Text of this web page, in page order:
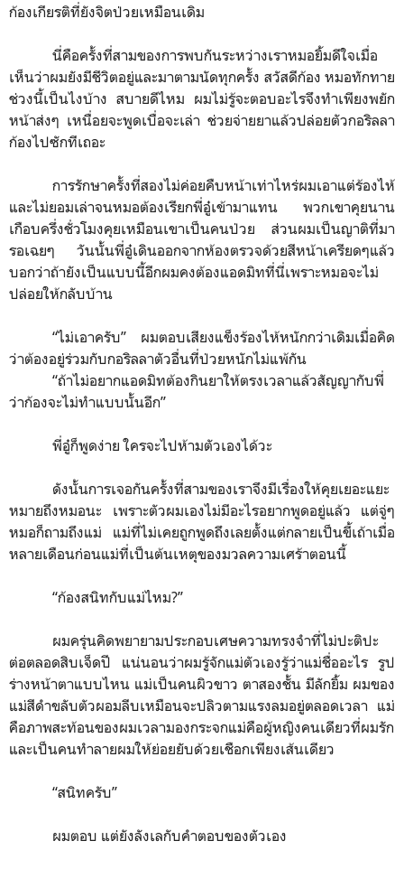
ก้องเกียรติที่ยังจิตป่วยเหมือนเดิม
นี่คือครั้งที่สามของการพบกันระหว่างเราหมอยิ้มดีใจเมื่อ
เห็นว่าผมยังมีชีวิตอยู่และมาตามนัดทุกครั้ง สวัสดีก้อง หมอทักทาย
ช่วงนี้เป็นไงบ้าง สบายดีไหม ผมไม่รู้จะตอบอะไรจึงทำเพียงพยัก
หน้าส่งๆ เหนื่อยจะพูดเบื่อจะเล่า ช่วยจ่ายยาแล้วปล่อยตัวกอริลลา
ก้องไปซักทีเถอะ
การรักษาครั้งที่สองไม่ค่อยคืบหน้าเท่าไหร่ผมเอาแต่ร้องไห้
และไม่ยอมเล่าจนหมอต้องเรียกพี่อู๋เข้ามาแทน พวกเขาคุยนาน
เกือบครึ่งชั่วโมงคุยเหมือนเขาเป็นคนป่วย ส่วนผมเป็นญาติที่มา
รอเฉยๆ วันนั้นพี่อู๋เดินออกจากห้องตรวจด้วยสีหน้าเครียดๆแล้ว
บอกว่าถ้ายังเป็นแบบนี้อีกผมคงต้องแอดมิทที่นี่เพราะหมอจะไม่
ปล่อยให้กลับบ้าน
“ไม่เอาครับ” ผมตอบเสียงแข็งร้องไห้หนักกว่าเดิมเมื่อคิด
ว่าต้องอยู่ร่วมกับกอริลลาตัวอื่นที่ป่วยหนักไม่แพ้กัน
“ถ้าไม่อยากแอดมิทต้องกินยาให้ตรงเวลาแล้วสัญญากับพี่
ว่าก้องจะไม่ทำแบบนั้นอีก”
พี่อู๋ก็พูดง่าย ใครจะไปห้ามตัวเองได้วะ
ดังนั้นการเจอกันครั้งที่สามของเราจึงมีเรื่องให้คุยเยอะแยะ
หมายถึงหมอนะ เพราะตัวผมเองไม่มีอะไรอยากพูดอยู่แล้ว แต่จู่ๆ
หมอก็ถามถึงแม่ แม่ที่ไม่เคยถูกพูดถึงเลยตั้งแต่กลายเป็นขี้เถ้าเมื่อ
หลายเดือนก่อนแม่ที่เป็นต้นเหตุของมวลความเศร้าตอนนี้
“ก้องสนิทกับแม่ไหม?”
ผมครุ่นคิดพยายามประกอบเศษความทรงจำที่ไม่ปะติปะ
ต่อตลอดสิบเจ็ดปี แน่นอนว่าผมรู้จักแม่ตัวเองรู้ว่าแม่ชื่ออะไร รูป
ร่างหน้าตาแบบไหน แม่เป็นคนผิวขาว ตาสองชั้น มีลักยิ้ม ผมของ
แม่สีดำขลับตัวผอมลีบเหมือนจะปลิวตามแรงลมอยู่ตลอดเวลา แม่
คือภาพสะท้อนของผมเวลามองกระจกแม่คือผู้หญิงคนเดียวที่ผมรัก
และเป็นคนทำลายผมให้ย่อยยับด้วยเชือกเพียงเส้นเดียว
“สนิทครับ”
ผมตอบ แต่ยังลังเลกับคำตอบของตัวเอง